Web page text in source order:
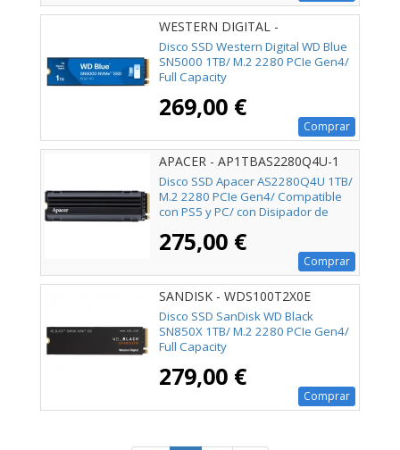
WESTERN DIGITAL -
WDS100T4B0E
Disco SSD Western Digital WD Blue
SN5000 1TB/ M.2 2280 PCIe Gen4/
Full Capacity
269,00 €
Comprar
APACER - AP1TBAS2280Q4U-1
Disco SSD Apacer AS2280Q4U 1TB/
M.2 2280 PCIe Gen4/ Compatible
con PS5 y PC/ con Disipador de
275,00 €
Comprar
SANDISK - WDS100T2X0E
Disco SSD SanDisk WD Black
SN850X 1TB/ M.2 2280 PCIe Gen4/
Full Capacity
279,00 €
Comprar